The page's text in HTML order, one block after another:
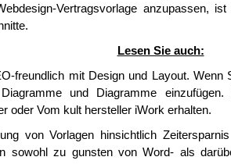
Vertragsvorlage anzupassen,
Lesen Sie auch:
freundlich mit Design und Layout. Wenn
und Diagramme
oder Vom kult hersteller iWork erhalten.
von Vorlagen hinsichtlich
sowohl zu gunsten von Word- als